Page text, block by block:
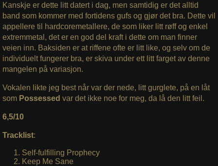
Kanskje er dette litt datert i dag, men samtidig er det alltid
band som kommer med fortidens gufs og gjør det bra. Dette vil
appellere til hardcoremetallere, de som liker litt røff og enkel
extremmetal, det er en god del kraft i dette om man finner
veien inn. Baksiden er at riffene ofte er litt like, og selv om de
individuelt fungerer bra, er skiva under ett litt farget av denne
mangelen på variasjon.
Vokalen likte jeg best når var der nede, litt gurglete, på en låt
som Possessed var det ikke noe for meg, da lå den litt feil.
6,5/10
Tracklist:
Self-fulfilling Prophecy
Keep Me Sane